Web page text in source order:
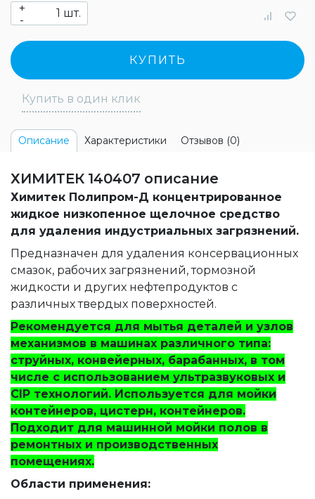
+
-
шт.
КУПИТЬ
Купить в один клик
Описание Характеристики Отзывов (0)
ХИМИТЕК 140407 описание
Химитек Полипром-Д концентрированное
жидкое низкопенное щелочное средство
для удаления индустриальных загрязнений.
Предназначен для удаления консервационных
смазок, рабочих загрязнений, тормозной
жидкости и других нефтепродуктов с
различных твердых поверхностей.
Рекомендуется для мытья деталей и узлов
механизмов в машинах различного типа:
струйных, конвейерных, барабанных, в том
числе с использованием ультразвуковых и
CIP технологий. Используется для мойки
контейнеров, цистерн, контейнеров.
Подходит для машинной мойки полов в
ремонтных и производственных
помещениях.
Области применения: